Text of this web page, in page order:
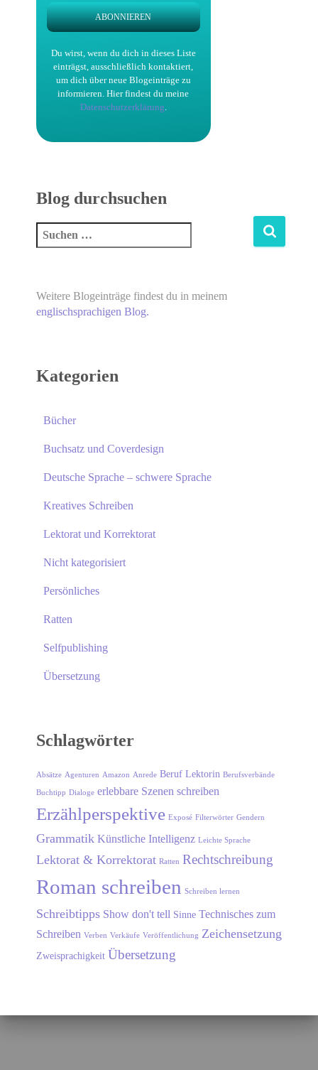
Du wirst, wenn du dich in dieses Liste
einträgst, ausschließlich kontaktiert,
um dich über neue Blogeinträge zu
informieren.Hier findest du meine
Datenschutzerklärung.
Blog durchsuchen
Weitere Blogeinträge findest du in meinem
englischsprachigen Blog.
Kategorien
Bücher
Buchsatz und Coverdesign
Deutsche Sprache – schwere Sprache
Kreatives Schreiben
Lektorat und Korrektorat
Nicht kategorisiert
Persönliches
Ratten
Selfpublishing
Übersetzung
Schlagwörter
Absätze Agenturen Amazon Anrede Beruf Lektorin Berufsverbände
Buchtipp Dialoge erlebbare Szenen schreiben
Erzählperspektive Exposé Filterwörter Gendern
Grammatik Künstliche Intelligenz Leichte Sprache
Lektorat & Korrektorat Ratten Rechtschreibung
Roman schreiben Schreiben lernen
Schreibtipps Show don't tell Sinne Technisches zum
Schreiben Verben Verkäufe Veröffentlichung Zeichensetzung
Zweisprachigkeit Übersetzung